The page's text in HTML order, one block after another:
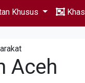
Khusus Khas
Aceh